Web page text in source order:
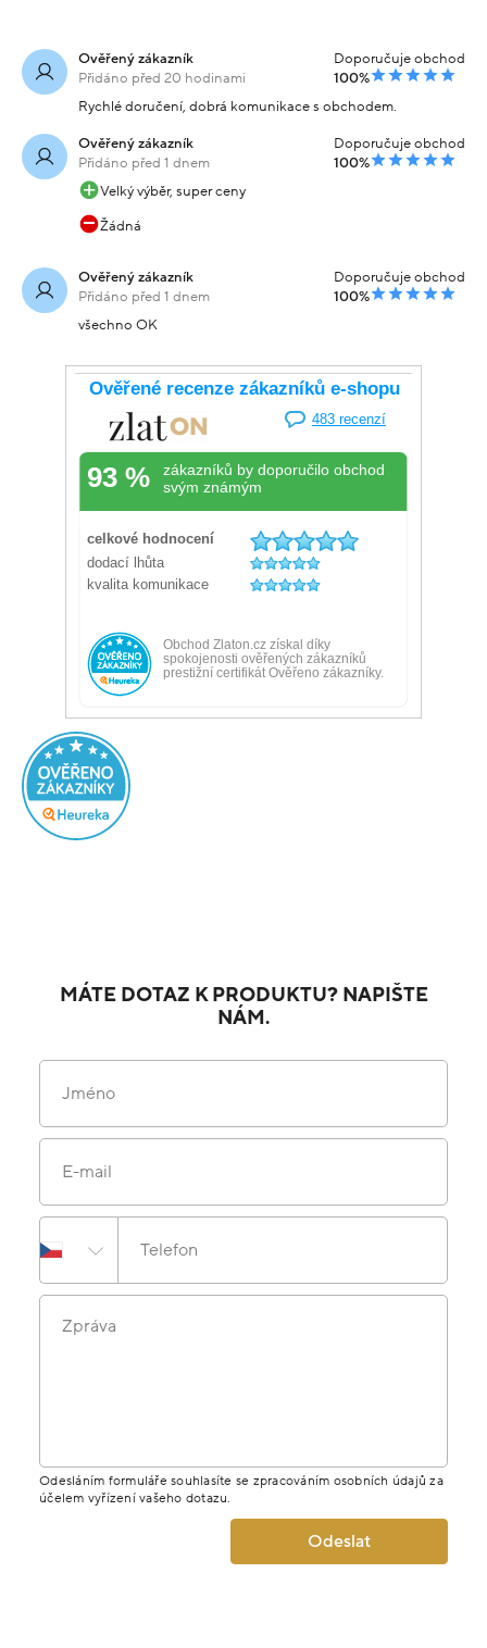
Ověřený zákazník
Přidáno před 20 hodinami
Doporučuje obchod
100%
Rychlé doručení, dobrá komunikace s obchodem.
Ověřený zákazník
Přidáno před 1 dnem
Doporučuje obchod
100%
Velký výběr, super ceny
Žádná
Ověřený zákazník
Přidáno před 1 dnem
Doporučuje obchod
100%
všechno OK
MÁTE DOTAZ K PRODUKTU? NAPIŠTE
NÁM.
Jméno
E-mail
Telefon
Zpráva
Odesláním formuláře souhlasíte se zpracováním osobních údajů za
účelem vyřízení vašeho dotazu.
Odeslat